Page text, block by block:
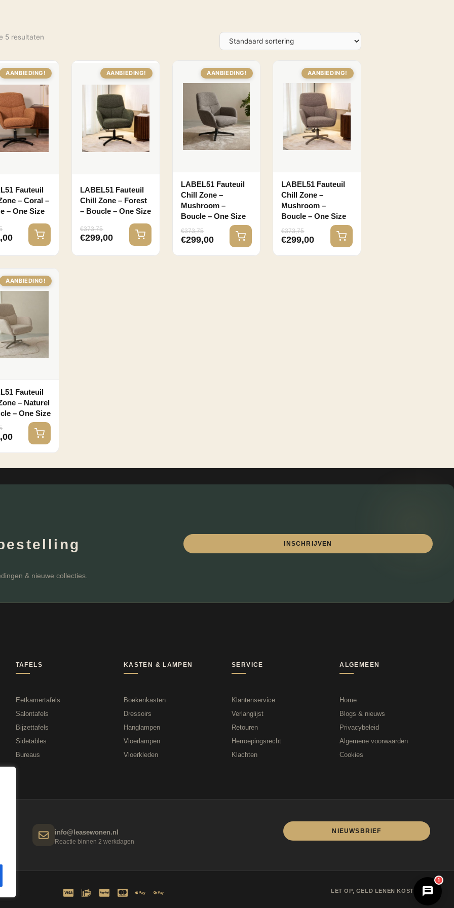
5 resultaten
AANBIEDING!
Fauteuil
– Coral –
– One Size
AANBIEDING!
LABEL51 Fauteuil
Chill Zone – Forest
– Boucle – One Size
€373,75
€299,00
AANBIEDING!
LABEL51 Fauteuil
Chill Zone –
Mushroom –
Boucle – One Size
€373,75
€299,00
AANBIEDING!
LABEL51 Fauteuil
Chill Zone –
Mushroom –
Boucle – One Size
€373,75
€299,00
AANBIEDING!
Fauteuil
– Naturel
– One Size
& nieuwe collecties.
INSCHRIJVEN
TAFELS
Eetkamertafels
Salontafels
Bijzettafels
Sidetables
Bureaus
KASTEN & LAMPEN
Boekenkasten
Dressoirs
Hanglampen
Vloerlampen
Vloerkleden
SERVICE
Klantenservice
Verlanglijst
Retouren
Herroepingsrecht
Klachten
ALGEMEEN
Home
Blogs & nieuws
Privacybeleid
Algemene voorwaarden
Cookies
info@leasewonen.nl
Reactie binnen 2 werkdagen
NIEUWSBRIEF
LET OP, GELD LENEN KOST GELD
⎯ ✕
1